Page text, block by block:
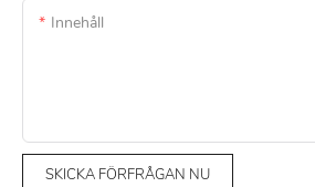
Innehåll
SKICKA FÖRFRÅGAN NU